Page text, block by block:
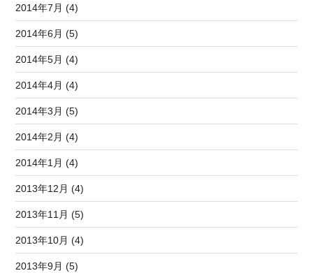
2014年7月 (4)
2014年6月 (5)
2014年5月 (4)
2014年4月 (4)
2014年3月 (5)
2014年2月 (4)
2014年1月 (4)
2013年12月 (4)
2013年11月 (5)
2013年10月 (4)
2013年9月 (5)